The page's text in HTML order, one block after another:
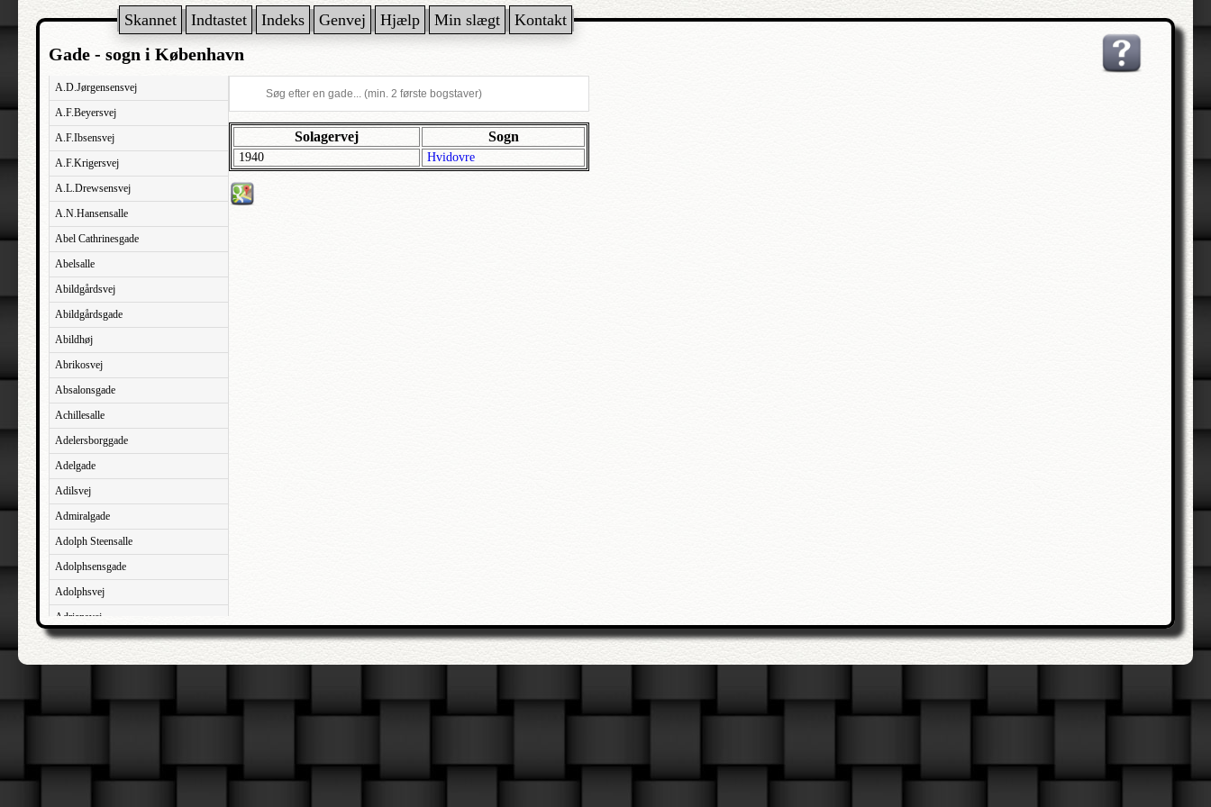
Skannet Indtastet Indeks Genvej Hjælp Min slægt Kontakt
Gade - sogn i København
A.D.Jørgensensvej
A.F.Beyersvej
A.F.Ibsensvej
A.F.Krigersvej
A.L.Drewsensvej
A.N.Hansensalle
Abel Cathrinesgade
Abelsalle
Abildgårdsvej
Abildgårdsgade
Abildhøj
Abrikosvej
Absalonsgade
Achillesalle
Adelersborggade
Adelgade
Adilsvej
Admiralgade
Adolph Steensalle
Adolphsensgade
Adolphsvej
Adriansvej
Aftenbakken
Agavevej
Agermosen
Agersøgade
Solagervej Sogn
1940 Hvidovre